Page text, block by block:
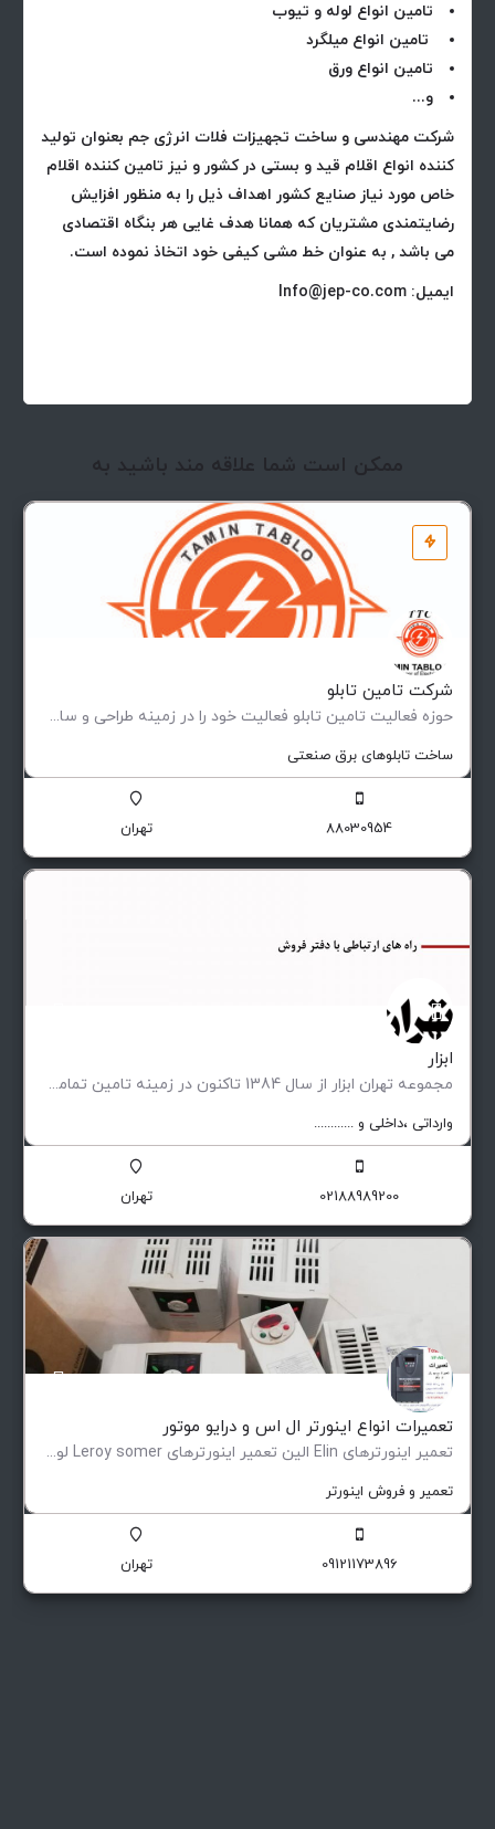
تامین انواع لوله و تیوب
تامین انواع میلگرد
تامین انواع ورق
و...
شرکت مهندسی و ساخت تجهیزات فلات انرژی جم بعنوان تولید
کننده انواع اقلام قید و بستی در کشور و نیز تامین کننده اقلام
خاص مورد نیاز صنایع کشور اهداف ذیل را به منظور افزایش
رضایتمندی مشتریان که همانا هدف غایی هر بنگاه اقتصادی
می باشد , به عنوان خط مشی کیفی خود اتخاذ نموده است.
ایمیل: Info@jep-co.com
ممکن است شما علاقه مند باشید به
شرکت تامین تابلو
حوزه فعالیت تامین تابلو فعاليت خود را در زمينه طراحی و ساخت انواع تابلوهای فشار ضعيف و متوسط (فيكس و كشويی)…
ساخت تابلوهای برق صنعتی
88030954 تهران
ابزار
مجموعه تهران ابزار از سال 1384 تاکنون در زمینه تامین تمامی تجهیزات مورد نیاز صنایع پیشران ، کارگاه ها…
وارداتی ،‌داخلی و ............
02188989200 تهران
تعمیرات انواع اینورتر ال اس و درایو موتور
تعمیر اینورترهای Elin الین تعمیر اینورترهای Leroy somer لوری سومر تعمیر اینورترهای Eurotherm یوروترم تعمیر…
تعمیر و فروش اینورتر
09121173896 تهران